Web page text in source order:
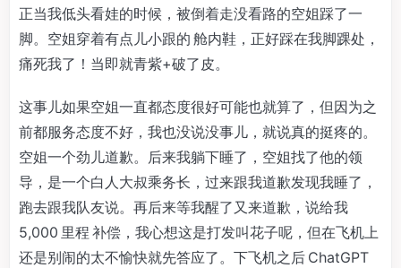
正当我低头看娃的时候，被倒着走没看路的空姐踩了一
脚。空姐穿着有点儿小跟的 舱内鞋，正好踩在我脚踝处，
痛死我了！当即就青紫+破了皮。
这事儿如果空姐一直都态度很好可能也就算了，但因为之
前都服务态度不好，我也没说没事儿，就说真的挺疼的。
空姐一个劲儿道歉。后来我躺下睡了，空姐找了他的领
导，是一个白人大叔乘务长，过来跟我道歉发现我睡了，
跑去跟我队友说。再后来等我醒了又来道歉，说给我
5,000 里程 补偿，我心想这是打发叫花子呢，但在飞机上
还是别闹的太不愉快就先答应了。下飞机之后 ChatGPT